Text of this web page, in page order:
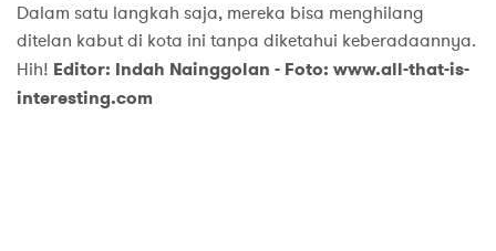
Dalam satu langkah saja, mereka bisa menghilang
ditelan kabut di kota ini tanpa diketahui keberadaannya.
Hih! Editor: Indah Nainggolan - Foto: www.all-that-is-
interesting.com